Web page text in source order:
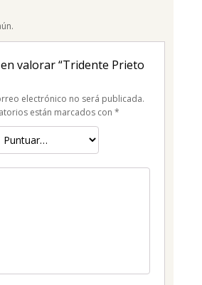
valorar “Tridente Prieto
electrónico no será publicada.
están marcados con *